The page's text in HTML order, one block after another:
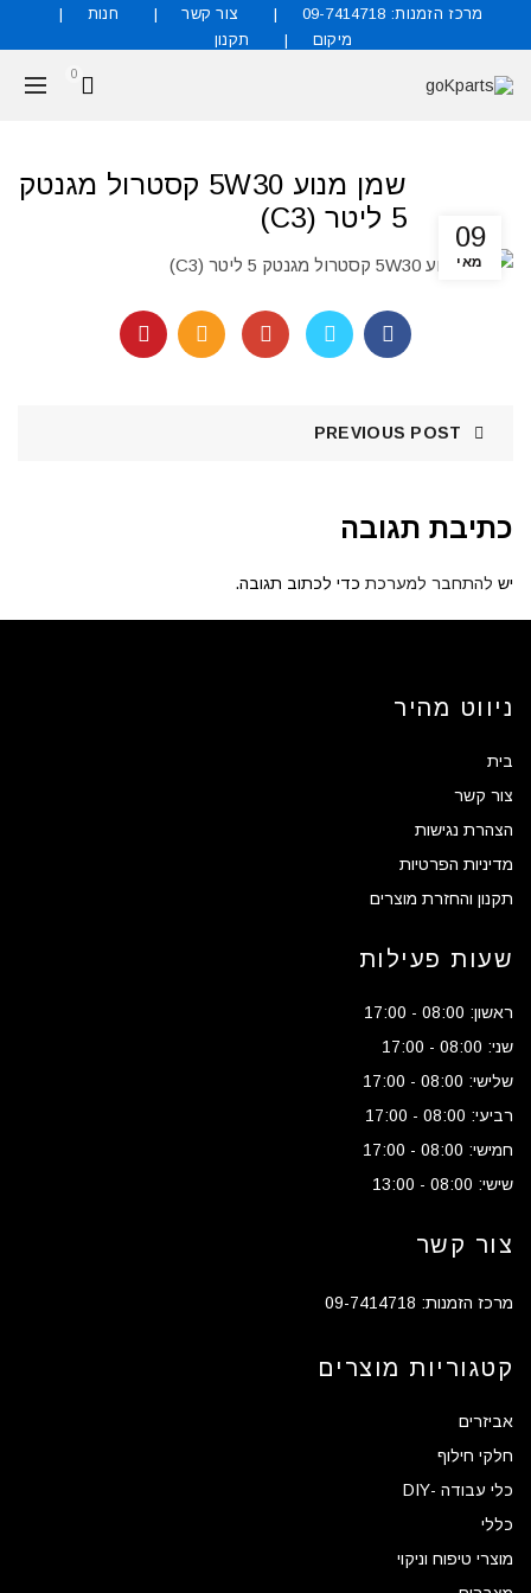
מרכז הזמנות: 09-7414718 צור קשר
חנות
מיקום
תקנון
0
09
מאי
שמן מנוע 5W30 קסטרול מגנטק
5 ליטר (C3)
PREVIOUS POST
כתיבת תגובה
יש להתחבר למערכת כדי לכתוב תגובה.
ניווט מהיר
בית
צור קשר
הצהרת נגישות
מדיניות הפרטיות
תקנון והחזרת מוצרים
שעות פעילות
ראשון: 08:00 - 17:00
שני: 08:00 - 17:00
שלישי: 08:00 - 17:00
רביעי: 08:00 - 17:00
חמישי: 08:00 - 17:00
שישי: 08:00 - 13:00
צור קשר
מרכז הזמנות: 09-7414718
קטגוריות מוצרים
אביזרים
חלקי חילוף
כלי עבודה -DIY
כללי
מוצרי טיפוח וניקוי